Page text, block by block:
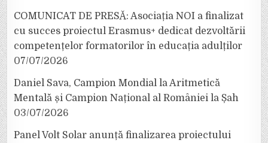
COMUNICAT DE PRESĂ: Asociația NOI a finalizat
cu succes proiectul Erasmus+ dedicat dezvoltării
competențelor formatorilor în educația adulților
07/07/2026
Daniel Sava, Campion Mondial la Aritmetică
Mentală și Campion Național al României la Șah
03/07/2026
Panel Volt Solar anunță finalizarea proiectului